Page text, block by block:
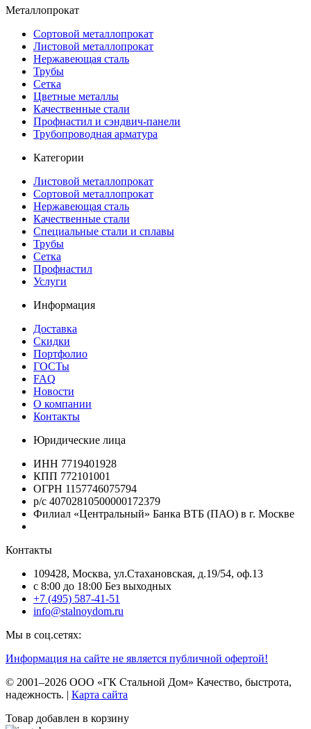
Металлопрокат
Сортовой металлопрокат
Листовой металлопрокат
Нержавеющая сталь
Трубы
Сетка
Цветные металлы
Качественные стали
Профнастил и сэндвич-панели
Трубопроводная арматура
Категории
Листовой металлопрокат
Сортовой металлопрокат
Нержавеющая сталь
Качественные стали
Специальные стали и сплавы
Трубы
Сетка
Профнастил
Услуги
Информация
Доставка
Скидки
Портфолио
ГОСТы
FAQ
Новости
О компании
Контакты
Юридические лица
ИНН 7719401928
КПП 772101001
ОГРН 1157746075794
р/с 40702810500000172379
Филиал «Центральный» Банка ВТБ (ПАО) в г. Москве
Контакты
109428, Москва, ул.Стахановская, д.19/54, оф.13
c 8:00 до 18:00 Без выходных
+7 (495) 587-41-51
info@stalnoydom.ru
Мы в соц.сетях:
Информация на сайте не является публичной офертой!
© 2001–2026 ООО «ГК Стальной Дом» Качество, быстрота,
надежность. | Карта сайта
Товар добавлен в корзину